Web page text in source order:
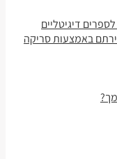
דיגיטליים
באמצעות סריקה